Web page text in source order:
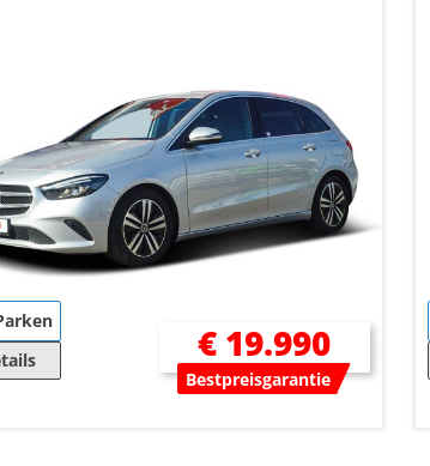
€ 19.990
Bestpreisgarantie